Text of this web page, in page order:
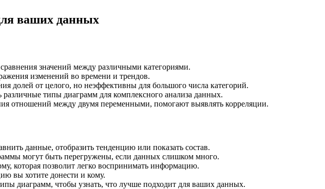
ваших данных
значений между различными категориями.
изменений во времени и трендов.
долей от целого, но неэффективны для большого числа категорий.
различные типы диаграмм для комплексного анализа данных.
отношений между двумя переменными, помогают выявлять корреляции.
данные, отобразить тенденцию или показать состав.
могут быть перегружены, если данных слишком много.
которая позволит легко воспринимать информацию.
вы хотите донести и кому.
диаграмм, чтобы узнать, что лучше подходит для ваших данных.